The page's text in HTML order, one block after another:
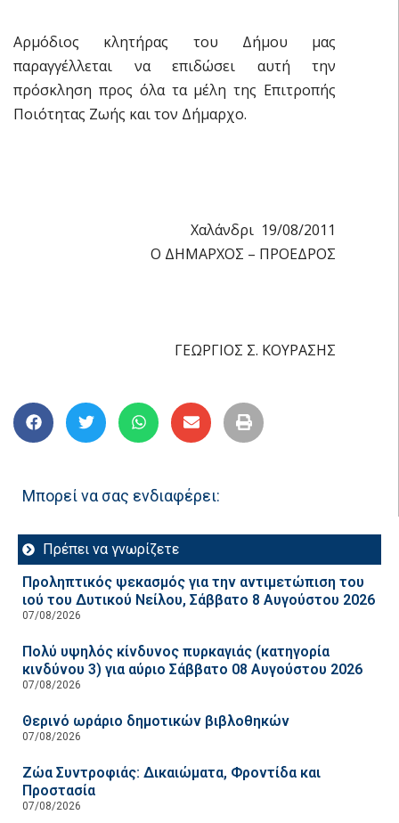
Αρμόδιος κλητήρας του Δήμου μας
παραγγέλλεται να επιδώσει αυτή την
πρόσκληση προς όλα τα μέλη της Επιτροπής
Ποιότητας Ζωής και τον Δήμαρχο.
Χαλάνδρι 19/08/2011
Ο ΔΗΜΑΡΧΟΣ – ΠΡΟΕΔΡΟΣ
ΓΕΩΡΓΙΟΣ Σ. ΚΟΥΡΑΣΗΣ
Μπορεί να σας ενδιαφέρει:
Πρέπει να γνωρίζετε
Προληπτικός ψεκασμός για την αντιμετώπιση του
ιού του Δυτικού Νείλου, Σάββατο 8 Αυγούστου 2026
07/08/2026
Πολύ υψηλός κίνδυνος πυρκαγιάς (κατηγορία
κινδύνου 3) για αύριο Σάββατο 08 Αυγούστου 2026
07/08/2026
Θερινό ωράριο δημοτικών βιβλοθηκών
07/08/2026
Ζώα Συντροφιάς: Δικαιώματα, Φροντίδα και
Προστασία
07/08/2026